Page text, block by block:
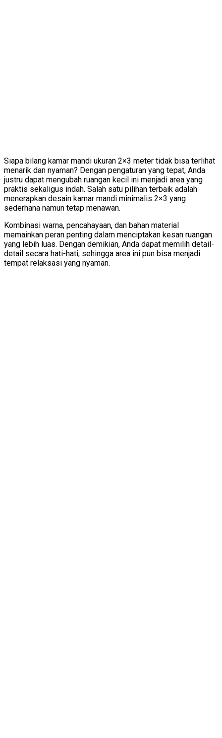
Siapa bilang kamar mandi ukuran 2×3 meter tidak bisa terlihat
menarik dan nyaman? Dengan pengaturan yang tepat, Anda
justru dapat mengubah ruangan kecil ini menjadi area yang
praktis sekaligus indah. Salah satu pilihan terbaik adalah
menerapkan desain kamar mandi minimalis 2×3 yang
sederhana namun tetap menawan.
Kombinasi warna, pencahayaan, dan bahan material
memainkan peran penting dalam menciptakan kesan ruangan
yang lebih luas. Dengan demikian, Anda dapat memilih detail-
detail secara hati-hati, sehingga area ini pun bisa menjadi
tempat relaksasi yang nyaman.